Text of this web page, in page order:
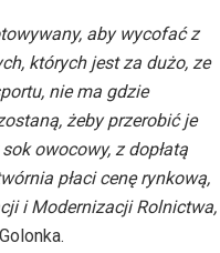
aby wycofać z
których jest za dużo, ze
nie ma gdzie
żeby przerobić je
owocowy, z dopłatą
płaci cenę rynkową,
i Modernizacji Rolnictwa,